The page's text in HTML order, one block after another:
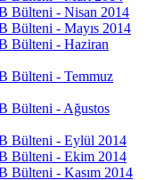
Bülteni - Nisan 2014
Bülteni - Mayıs 2014
Bülteni - Haziran
Bülteni - Temmuz
Bülteni - Ağustos
Bülteni - Eylül 2014
Bülteni - Ekim 2014
Bülteni - Kasım 2014